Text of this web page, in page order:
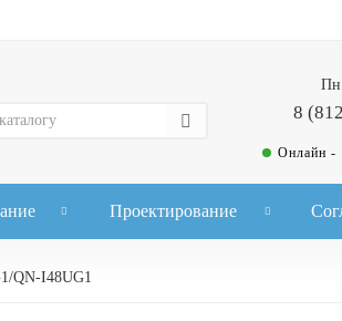
8
Онлайн -
Проектирование
QN-I48UG1